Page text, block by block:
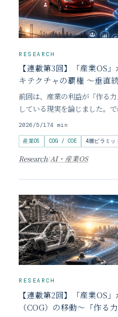
RESEARCH
【連載第3回】「産業OS
キテクチャの覇権 〜垂直
の分離〜
前回は、産業の利益が「作る
している現実を論じました。
な形で展開されているのでし
と、そこには三つの異なる「
突しています。 経営層の皆様に
2026/5/174 min
産業OS COG / COE 4層ピラミッ
Research/AI・産業OS
RESEARCH
【連載第2回】「産業OS
（COG）の移動〜「作る